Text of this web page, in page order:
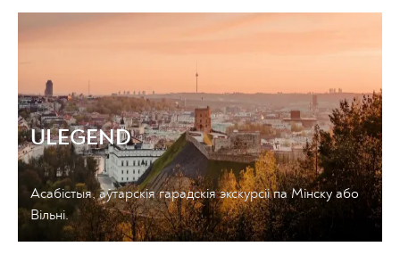
ULEGEND
Асабістыя, аўтарскія гарадскія экскурсіі па Мінску або
Вільні.